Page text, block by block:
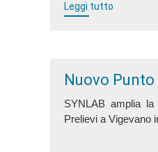
Leggi tutto
Nuovo
SYNLAB amplia la
Prelievi a Vigevano